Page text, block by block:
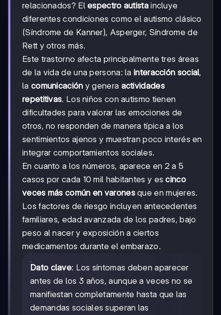
relacionados? Elespectro autistaincluye
diferentes condiciones como el autismo clásico
(Síndrome de Kanner), Asperger, Síndrome de
Rett y otros más.
Este trastorno afecta principalmente tres áreas
de la vida de una persona: lainteracción social,
la comunicación y genera actividades
repetitivas. Los niños con autismo tienen
dificultades para valorar las emociones de
otros, no responden de manera típica a los
sentimientos ajenos y muestran poco interés en
integrar comportamientos sociales.
En cuanto a los números, aparece en 2 a 5
casos por cada 10 mil habitantes y escinco
veces más común en varonesque en mujeres.
Los factores de riesgo incluyen antecedentes
familiares, edad avanzada de los padres, bajo
peso al nacer y exposición a ciertos
medicamentos durante el embarazo.
Dato clave: Los síntomas deben aparecer
antes de los 3 años, aunque a veces no se
manifiestan completamente hasta que las
demandas sociales superan las